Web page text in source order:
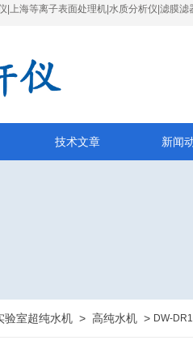
|上海等离子表面处理机|水质分析仪|滤膜滤
技术文章 新闻
验室超纯水机 > 高纯水机 > DW-